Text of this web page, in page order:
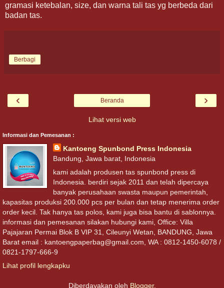
gramasi ketebalan, size, dan warna tali tas yg berbeda dari
badan tas.
Berbagi
‹ ›
Beranda
Lihat versi web
Informasi dan Pemesanan :
Kantoeng Spunbond Press Indonesia
Bandung, Jawa barat, Indonesia
kami adalah produsen tas spunbond press di
Indonesia. berdiri sejak 2011 dan telah dipercaya
banyak perusahaan swasta maupun pemerintah,
kapasitas produksi 200.000 pcs per bulan dan tetap menerima order
order kecil. Tak hanya tas polos, kami juga bisa bantu di sablonnya.
informasi dan pemesanan silakan hubungi kami, Office: Villa
Pajajaran Permai Blok B VIP 31, Cileunyi Wetan, BANDUNG, Jawa
Barat email : kantoengpaperbag@gmail.com, WA : 0812-1450-6078 /
0821-1797-666-9
Lihat profil lengkapku
Diberdayakan oleh Blogger.